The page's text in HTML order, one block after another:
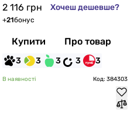
2 116 грн Хочеш дешевше?
+21бонус
Купити Про товар
3 3 3 3 3
В наявності Код: 384303